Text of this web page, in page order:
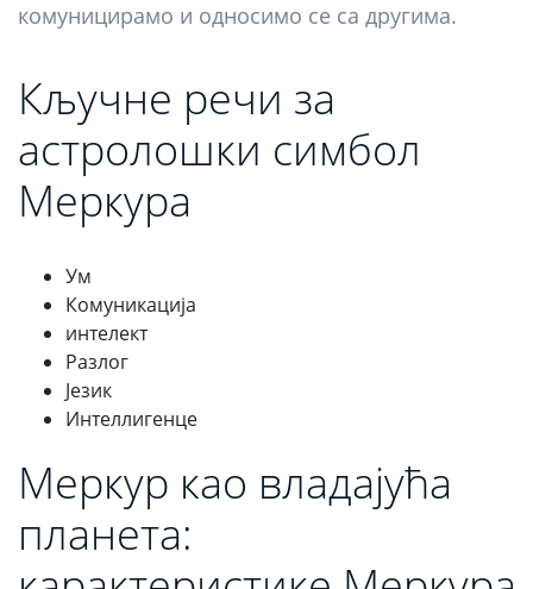
комуницирамо и односимо се са другима.
Кључне речи за
астролошки симбол
Меркура
Ум
Комуникација
интелект
Разлог
Језик
Интеллигенце
Меркур као владајућа
планета: